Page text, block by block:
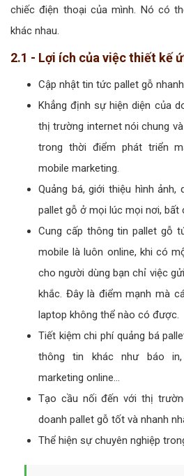
chiếc điện thoại của mình. Nó có
khác nhau.
2.1 - Lợi ích của việc thiết kế
Cập nhật tin tức pallet gỗ
Khẳng định sự hiện diện của
thị trường internet nói chung
trong thời điểm phát triển
mobile marketing.
Quảng bá, giới thiệu hình ảnh,
pallet gỗ ở mọi lúc mọi nơi, bất
Cung cấp thông tin pallet gỗ
mobile là luôn online, khi có
cho người dùng bạn chỉ việc
khắc. Đây là điểm mạnh mà
laptop không thể nào có được.
Tiết kiệm chi phí quảng bá
thông tin khác như báo
marketing online…
Tạo cầu nối đến với thị
doanh pallet gỗ tốt và nhanh
Thể hiện sự chuyên nghiệp